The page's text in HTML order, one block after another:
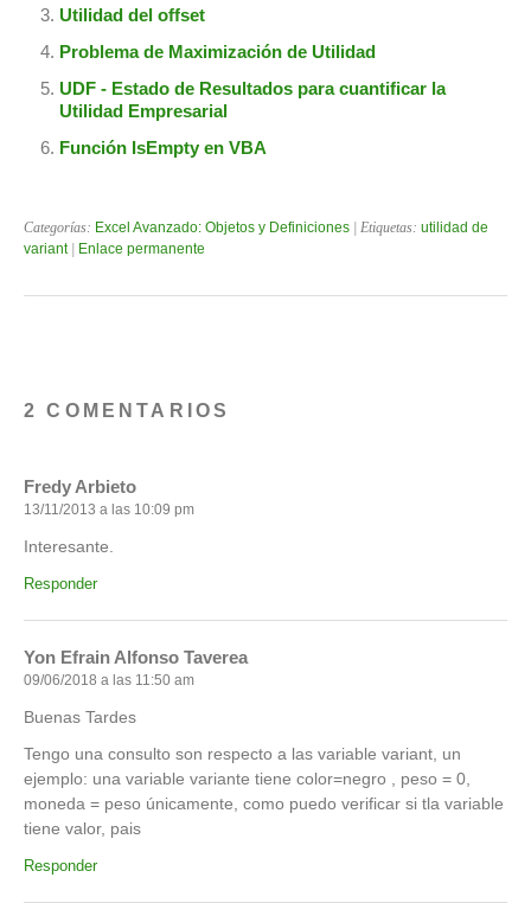
Utilidad del offset
Problema de Maximización de Utilidad
UDF - Estado de Resultados para cuantificar la
Utilidad Empresarial
Función IsEmpty en VBA
Categorías: Excel Avanzado: Objetos y Definiciones | Etiquetas: utilidad de
variant| Enlace permanente
2 COMENTARIOS
Fredy Arbieto
13/11/2013 a las 10:09 pm
Interesante.
Responder
Yon Efrain Alfonso Taverea
09/06/2018 a las 11:50 am
Buenas Tardes
Tengo una consulto son respecto a las variable variant, un
ejemplo: una variable variante tiene color=negro , peso = 0,
moneda = peso únicamente, como puedo verificar si tla variable
tiene valor, pais
Responder